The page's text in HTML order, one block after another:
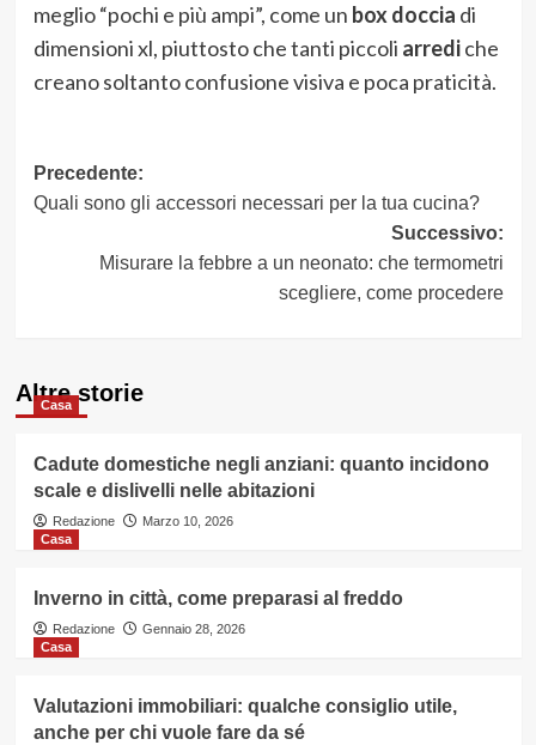
meglio “pochi e più ampi”, come un box doccia di
dimensioni xl, piuttosto che tanti piccoli arrediche
creano soltanto confusione visiva e poca praticità.
Navigazione
articolo
Precedente:
Quali sono gli accessori necessari per la tua cucina?
Successivo:
Misurare la febbre a un neonato: che termometri
scegliere, come procedere
Altre storie
Casa
Cadute domestiche negli anziani: quanto incidono
scale e dislivelli nelle abitazioni
Redazione
Marzo 10, 2026
Casa
Inverno in città, come preparasi al freddo
Redazione
Gennaio 28, 2026
Casa
Valutazioni immobiliari: qualche consiglio utile,
anche per chi vuole fare da sé